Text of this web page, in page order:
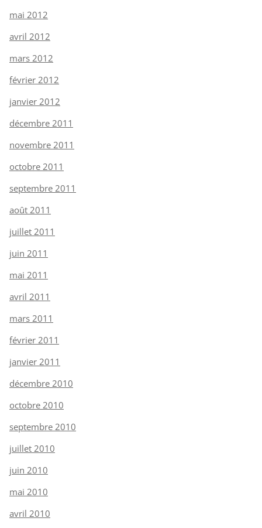
mai 2012
avril 2012
mars 2012
février 2012
janvier 2012
décembre 2011
novembre 2011
octobre 2011
septembre 2011
août 2011
juillet 2011
juin 2011
mai 2011
avril 2011
mars 2011
février 2011
janvier 2011
décembre 2010
octobre 2010
septembre 2010
juillet 2010
juin 2010
mai 2010
avril 2010